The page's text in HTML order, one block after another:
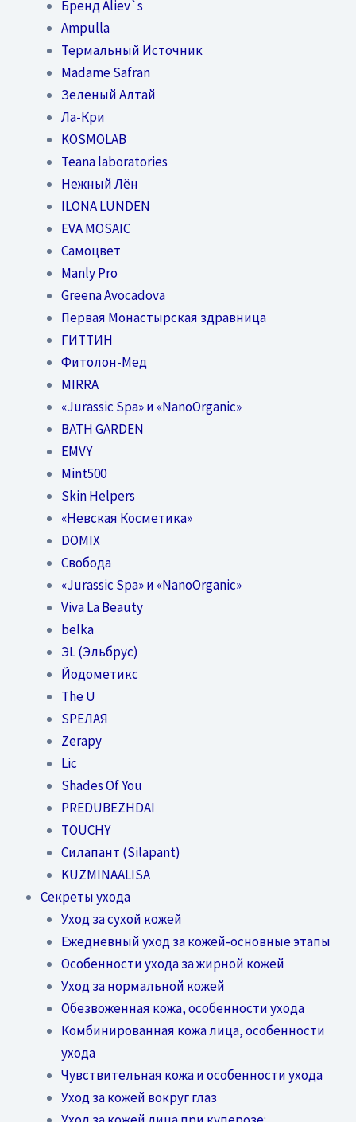
Бренд Aliev`s
Ampulla
Термальный Источник
Madame Safran
Зеленый Алтай
Ла-Кри
KOSMOLAB
Teana laboratories
Нежный Лён
ILONA LUNDEN
EVA MOSAIC
Самоцвет
Manly Pro
Greena Avocadova
Первая Монастырская здравница
ГИТТИН
Фитолон-Мед
MIRRA
«Jurassic Spa» и «NanoOrganic»
BATH GARDEN
EMVY
Mint500
Skin Helpers
«Невская Косметика»
DOMIX
Свобода
«Jurassic Spa» и «NanoOrganic»
Viva La Beauty
belka
ЭL (Эльбрус)
Йодометикс
The U
SPEЛАЯ
Zerapy
Lic
Shades Of You
PREDUBEZHDAI
TOUCHY
Силапант (Silapant)
KUZMINAALISA
Секреты ухода
Уход за сухой кожей
Ежедневный уход за кожей-основные этапы
Особенности ухода за жирной кожей
Уход за нормальной кожей
Обезвоженная кожа, особенности ухода
Комбинированная кожа лица, особенности
ухода
Чувствительная кожа и особенности ухода
Уход за кожей вокруг глаз